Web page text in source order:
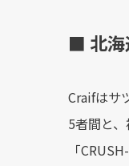
■ 北海
Craifはサ
5者間と
「